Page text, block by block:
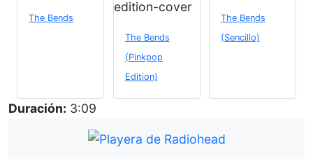
The Bends
The Bends
(Pinkpop
Edition)
The Bends
(Sencillo)
Duración: 3:09